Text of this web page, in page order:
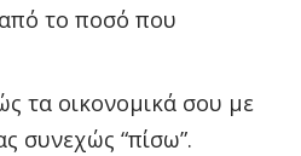
το ποσό που
τα οικονομικά σου με
συνεχώς “πίσω”.